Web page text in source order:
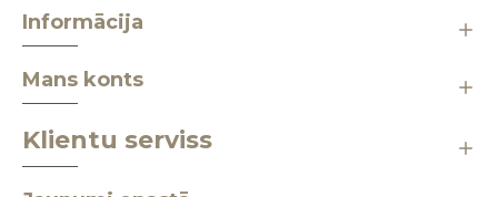
Informācija
Mans konts
Klientu serviss